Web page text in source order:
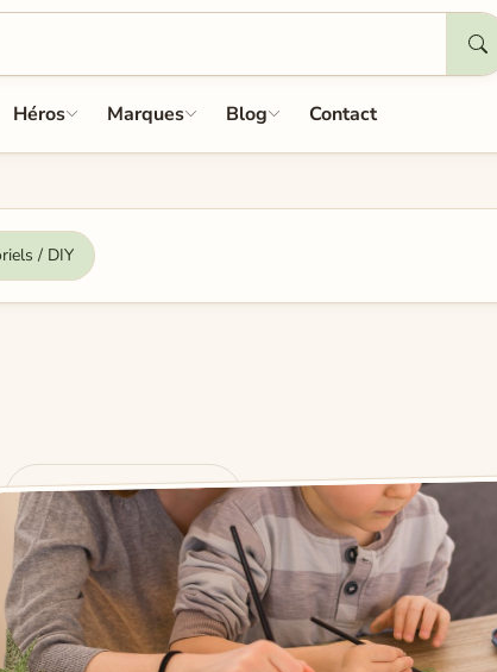
Héros Marques Blog Contact
/ DIY